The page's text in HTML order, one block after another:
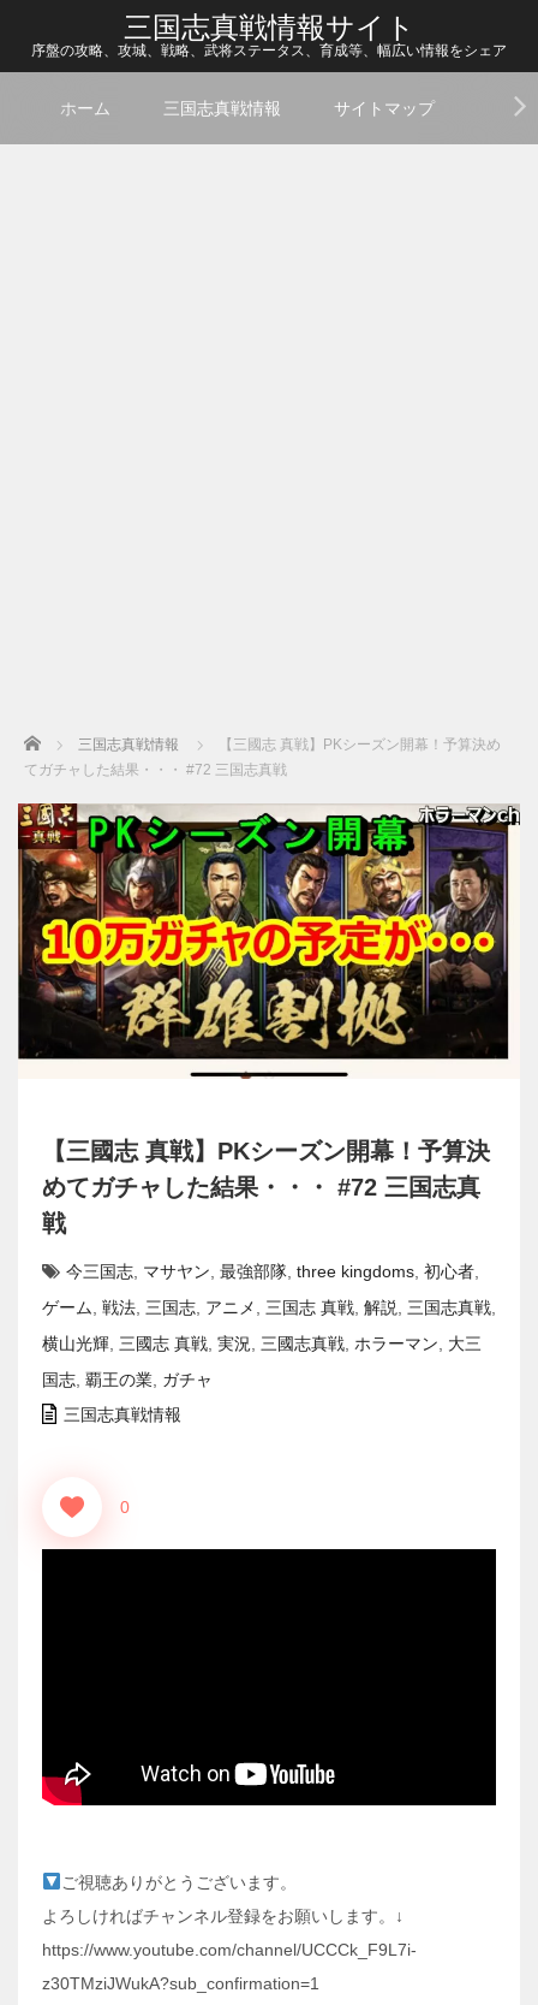
三国志真戦情報サイト
序盤の攻略、攻城、戦略、武将ステータス、育成等、幅広い情報をシェア
ホーム 三国志真戦情報 サイトマップ
Home 三国志真戦情報
【三國志 真戦】PKシーズン開幕！予算決め
てガチャした結果・・・ #72 三国志真戦
【三國志 真戦】PKシーズン開幕！予算決
めてガチャした結果・・・ #72 三国志真
戦
今三国志 マサヤン 最強部隊 three kingdoms 初心者
ゲーム
戦法 三国志 アニメ 三国志 真戦 解説 三国志真戦
横山光輝 三國志 真戦 実況 三國志真戦 ホラーマン
大三
国志 覇王の業 ガチャ
三国志真戦情報
0
ご視聴ありがとうございます。
よろしければチャンネル登録をお願いします。↓
https://www.youtube.com/channel/UCCCk_F9L7i-
z30TMziJWukA?sub_confirmation=1